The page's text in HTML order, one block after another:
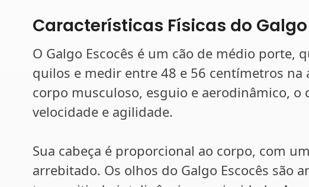
Características Físicas do Galgo
O Galgo Escocês é um cão de médio porte,
quilos e medir entre 48 e 56 centímetros na
corpo musculoso, esguio e aerodinâmico,
velocidade e agilidade.
Sua cabeça é proporcional ao corpo, com
arrebitado. Os olhos do Galgo Escocês são